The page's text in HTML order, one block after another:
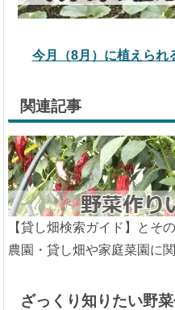
今月（8月）に植えられ
関連記事
【貸し畑検索ガイド】とそ
農園・貸し畑や家庭菜園に
ざっくり知りたい野菜